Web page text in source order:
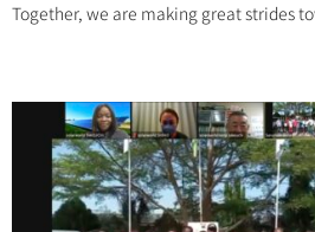
Together, we are making great strides